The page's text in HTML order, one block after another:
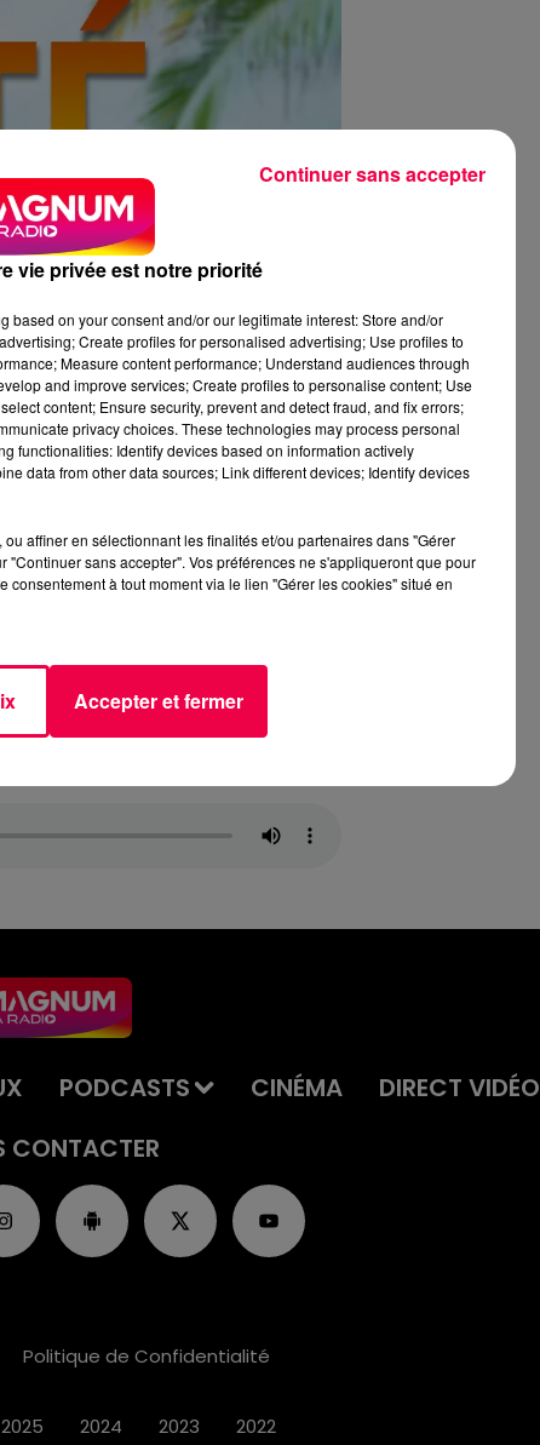
PODCASTS CINÉMA DIRECT VIDÉO
CONTACTER
Politique de Confidentialité
2025 2024 2023 2022
vie privée est notre priorité
based on your consent and/or our legitimate interest: Store and/or
Create profiles for personalised advertising; Use profiles to
Measure content performance; Understand audiences through
and improve services; Create profiles to personalise content; Use
content; Ensure security, prevent and detect fraud, and fix errors;
privacy choices. These technologies may process personal
functionalities: Identify devices based on information actively
data from other data sources; Link different devices; Identify devices
affiner en sélectionnant les finalités et/ou partenaires dans "Gérer
sans accepter". Vos préférences ne s'appliqueront que pour
consentement à tout moment via le lien "Gérer les cookies" situé en
Accepter et fermer
Continuer sans accepter